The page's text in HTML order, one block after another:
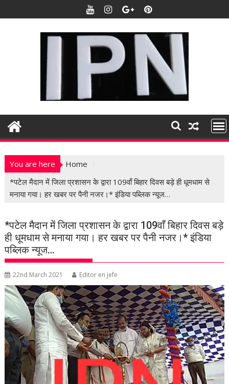
k
t
n
You are here
Home
*पटेल मैदान में जिला प्रशासन के द्वारा 109वाँ बिहार दिवस बड़े ही धूमधाम से
मनाया गया। हर खबर पर पैनी नजर।* इंडिया पब्लिक न्यूज…
*पटेल मैदान में जिला प्रशासन के द्वारा 109वाँ बिहार दिवस बड़े
ही धूमधाम से मनाया गया। हर खबर पर पैनी नजर।* इंडिया
पब्लिक न्यूज…
22nd March 2021 Editor en jefe